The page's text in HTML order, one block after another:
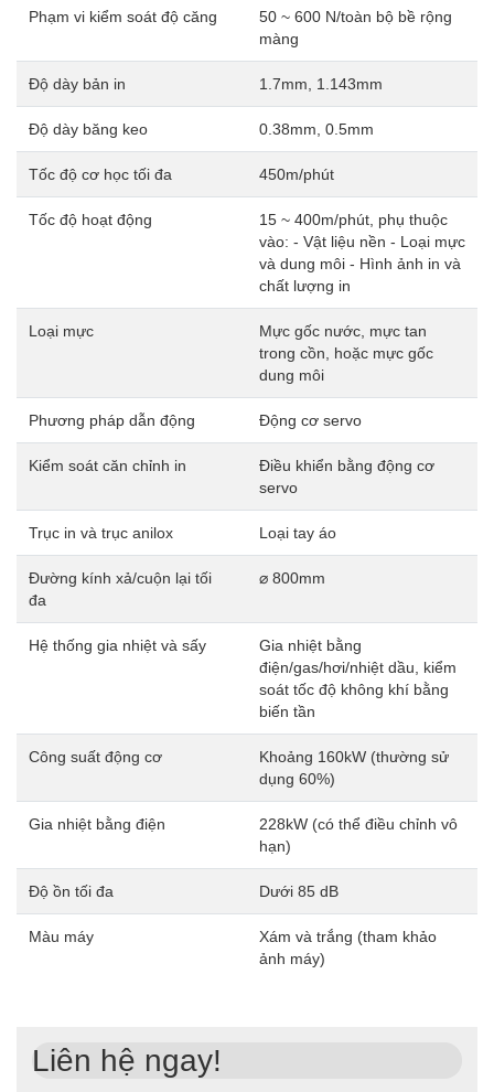
Phạm vi kiểm soát độ căng
50 ~ 600 N/toàn bộ bề rộng
màng
Độ dày bản in 1.7mm, 1.143mm
Độ dày băng keo 0.38mm, 0.5mm
Tốc độ cơ học tối đa 450m/phút
Tốc độ hoạt động
15 ~ 400m/phút, phụ thuộc
vào: - Vật liệu nền - Loại mực
và dung môi - Hình ảnh in và
chất lượng in
Loại mực
Mực gốc nước, mực tan
trong cồn, hoặc mực gốc
dung môi
Phương pháp dẫn động Động cơ servo
Kiểm soát căn chỉnh in
Điều khiển bằng động cơ
servo
Trục in và trục anilox Loại tay áo
Đường kính xả/cuộn lại tối
đa
⌀ 800mm
Hệ thống gia nhiệt và sấy
Gia nhiệt bằng
điện/gas/hơi/nhiệt dầu, kiểm
soát tốc độ không khí bằng
biến tần
Công suất động cơ
Khoảng 160kW (thường sử
dụng 60%)
Gia nhiệt bằng điện
228kW (có thể điều chỉnh vô
hạn)
Độ ồn tối đa Dưới 85 dB
Màu máy
Xám và trắng (tham khảo
ảnh máy)
Liên hệ ngay!